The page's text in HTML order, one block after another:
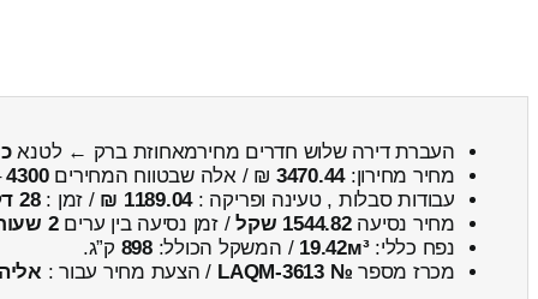
העברת דירה שלוש חדרים מחירמאחוזת ברק ← לטנא
מחיר מחירון:3470.44 ₪ / אלה שבטווח המחירים4300
עבודות סבלות , טעינה ופריקה :1189.04 ₪ / זמן :28 דקות 47 שניות
מחיר נסיעה1544.82 שקל / זמן נסיעה בין ערים2 שעות , 10 דקות
נפח כללי:19.42м³ / המשקל הכולל:898 ק”ג.
מכרז מספר № LAQM-3613 / הצעת מחיר עבור :